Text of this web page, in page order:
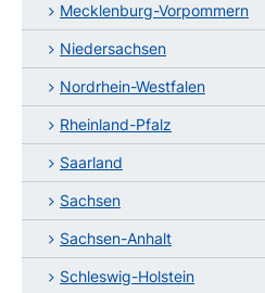
Mecklenburg-Vorpommern
Niedersachsen
Nordrhein-Westfalen
Rheinland-Pfalz
Saarland
Sachsen
Sachsen-Anhalt
Schleswig-Holstein